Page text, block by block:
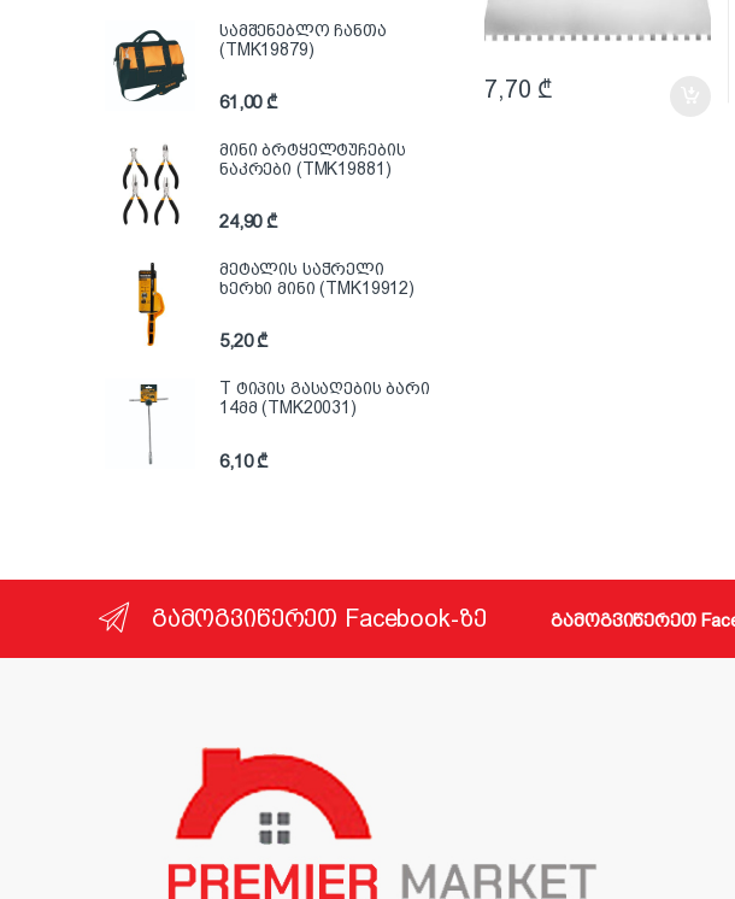
7,70 ₾
სამშენებლო ჩანთა
(TMK19879)
61,00₾
მინი ბრტყელტუჩების
ნაკრები (TMK19881)
24,90₾
მეტალის საჭრელი
ხერხი მინი (TMK19912)
5,20₾
T ტიპის გასაღების ბარი
14მმ (TMK20031)
6,10₾
გამოგვიწერეთ Facebook-ზე გამოგვიწერეთ